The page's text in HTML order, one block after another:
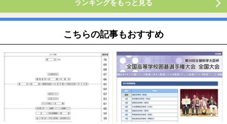
ランキングをもっと見る
こちらの記事もおすすめ